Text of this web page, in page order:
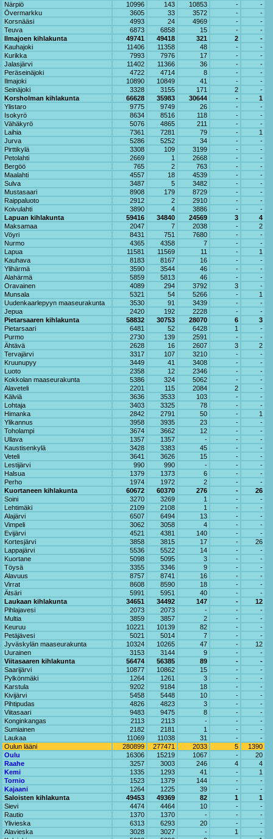
Närpiö
10996 143 10853 -
-
Övermarkku
3605 33 3572 -
-
Korsnääsi
4993 24 4969 -
-
Teuva
6873 6858 15 -
-
Ilmajoen kihlakunta
49741 49418 321 2
-
Kauhajoki
11406 11358 48 -
-
Kurikka
7993 7976 17 -
-
Jalasjärvi
11402 11366 36 -
-
Peräseinäjoki
4722 4714 8 -
-
Ilmajoki
10890 10849 41 -
-
Seinäjoki
3328 3155 171 2
-
Korsholman kihlakunta
66628 35983 30644 -
1
Ylistaro
9775 9749 26 -
-
Isokyrö
8634 8516 118 -
-
Vähäkyrö
5076 4865 211 -
-
Laihia
7361 7281 79 -
1
Jurva
5286 5252 34 -
-
Pirttikylä
3308 109 3199 -
-
Petolahti
2669 1 2668 -
-
Bergöö
765 2 763 -
-
Maalahti
4557 18 4539 -
-
Sulva
3487 5 3482 -
-
Mustasaari
8908 179 8729 -
-
Raippaluoto
2912 2 2910 -
-
Koivulahti
3890 4 3886 -
-
Lapuan kihlakunta
59416 34840 24569 3
4
Maksamaa
2047 7 2038 -
2
Vöyri
8431 751 7680 -
-
Nurmo
4365 4358 7 -
-
Lapua
11581 11569 11 -
1
Kauhava
8183 8167 16 -
-
Ylihärmä
3590 3544 46 -
-
Alahärmä
5859 5813 46 -
-
Oravainen
4089 294 3792 3
-
Munsala
5321 54 5266 -
1
Uudenkaarlepyyn maaseurakunta
3530 91 3439 -
-
Jepua
2420 192 2228 -
-
Pietarsaaren kihlakunta
58832 30753 28070 6
3
Pietarsaari
6481 52 6428 1
-
Purmo
2730 139 2591 -
-
Ähtävä
2628 16 2607 3
2
Tervajärvi
3317 107 3210 -
-
Kruunupyy
3449 41 3408 -
-
Luoto
2358 12 2346 -
-
Kokkolan maaseurakunta
5386 324 5062 -
-
Alaveteli
2201 115 2084 2
-
Kälviä
3636 3533 103 -
-
Lohtaja
3403 3325 78 -
-
Himanka
2842 2791 50 -
1
Ylikannus
3958 3935 23 -
-
Toholampi
3674 3662 12 -
-
Ullava
1357 1357 - -
-
Kaustisenkylä
3428 3383 45 -
-
Veteli
3641 3626 15 -
-
Lestijärvi
990 990 - -
-
Halsua
1379 1373 6 -
-
Perho
1974 1972 2 -
-
Kuortaneen kihlakunta
60672 60370 276 -
26
Soini
3270 3269 1 -
-
Lehtimäki
2109 2108 1 -
-
Alajärvi
6507 6494 13 -
-
Vimpeli
3062 3058 4 -
-
Evijärvi
4521 4381 140 -
-
Kortesjärvi
3858 3815 17 -
26
Lappajärvi
5536 5522 14 -
-
Kuortane
5098 5095 3 -
-
Töysä
3355 3346 9 -
-
Alavuus
8757 8741 16 -
-
Virrat
8608 8590 18 -
-
Ätsäri
5991 5951 40 -
-
Laukaan kihlakunta
34651 34492 147 -
12
Pihlajavesi
2073 2073 - -
-
Multia
3859 3857 2 -
-
Keuruu
10221 10139 82 -
-
Petäjävesi
5021 5014 7 -
-
Jyväskylän maaseurakunta
10324 10265 47 -
12
Uurainen
3153 3144 9 -
-
Viitasaaren kihlakunta
56474 56385 89 -
-
Saarijärvi
10877 10862 15 -
-
Pylkönmäki
1264 1261 3 -
-
Karstula
9202 9184 18 -
-
Kivijärvi
5458 5448 10 -
-
Pihtipudas
4826 4823 3 -
-
Viitasaari
9483 9475 8 -
-
Konginkangas
2113 2113 - -
-
Sumiainen
2182 2181 1 -
-
Laukaa
11069 11038 31 -
-
Oulun lääni
280899 277471 2033 5
1390
Oulu
16306 15219 1067 -
20
Raahe
3257 3003 246 4
4
Kemi
1335 1293 41 -
1
Tornio
1523 1379 144 -
-
Kajaani
1264 1225 39 -
-
Saloisten kihlakunta
49453 49369 82 1
1
Sievi
4474 4464 10 -
-
Rautio
1370 1370 - -
-
Ylivieska
6313 6293 20 -
-
Alavieska
3028 3027 - 1
-